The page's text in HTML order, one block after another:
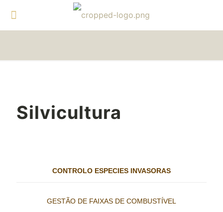
Silvicultura
CONTROLO ESPECIES INVASORAS
GESTÃO DE FAIXAS DE COMBUSTÍVEL